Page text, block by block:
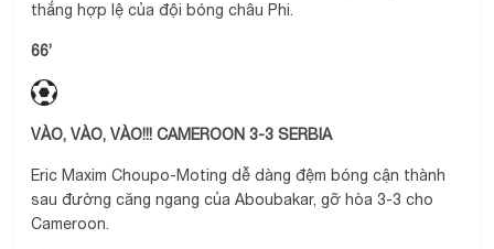
thắng hợp lệ của đội bóng châu Phi.
66’
VÀO, VÀO, VÀO!!! CAMEROON 3-3 SERBIA
Eric Maxim Choupo-Moting dễ dàng đệm bóng cận thành
sau đường căng ngang của Aboubakar, gỡ hòa 3-3 cho
Cameroon.